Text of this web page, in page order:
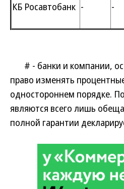
КБ Росавтобанк - -
# - банки и компании,
право изменять
одностороннем порядке.
являются всего лишь
полной гарантии